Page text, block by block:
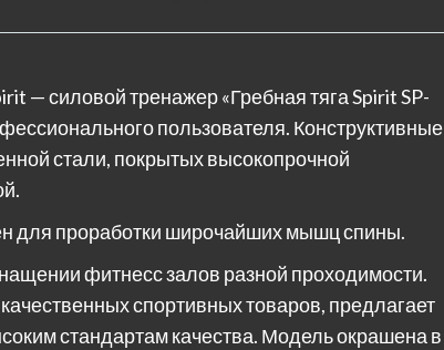
— силовой тренажер «Гребная тяга Spirit SP-
пользователя. Конструктивные
стали, покрытых высокопрочной
для проработки широчайших мышц спины.
фитнесс залов разной проходимости.
спортивных товаров, предлагает
стандартам качества. Модель окрашена в